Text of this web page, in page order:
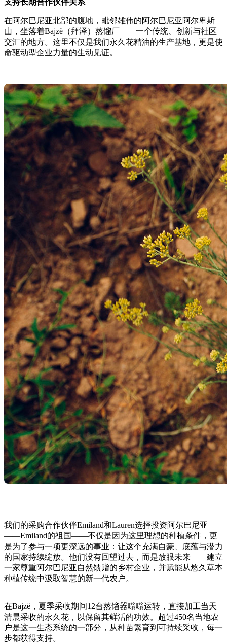
在阿尔巴尼亚北部的腹地，毗邻雄伟的阿尔巴尼亚阿尔卑斯
山，坐落着Bajzë（拜泽）蒸馏厂——一个传统、创新与社区
交汇的地方。这里不仅是我们永久花精油的生产基地，更是使
命驱动型企业力量的生动见证。
我们的采购合作伙伴Emiland和Lauren选择投资阿尔巴尼亚
——Emiland的祖国——不仅是因为这里理想的种植条件，更
是为了参与一项更深远的事业：让这个充满自豪、底蕴与潜力
的国家持续绽放。他们没有回望过去，而是放眼未来——建立
一家尊重阿尔巴尼亚自然馈赠的乡村企业，并赋能从悠久草本
种植传统中汲取智慧的新一代农户。
在Bajzë，夏季采收期间12台蒸馏器嗡嗡运转，直接加工当天
清晨采收的永久花，以保留其鲜活的功效。超过450名当地农
户是这一生态系统的一部分，从种苗繁育到可持续采收，每一
步都获得支持。